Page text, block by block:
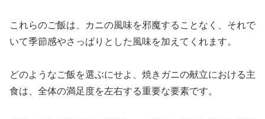
これらのご飯は、カニの風味を邪魔することなく、それで
いて季節感やさっぱりとした風味を加えてくれます。
どのようなご飯を選ぶにせよ、焼きガニの献立における主
食は、全体の満足度を左右する重要な要素です。